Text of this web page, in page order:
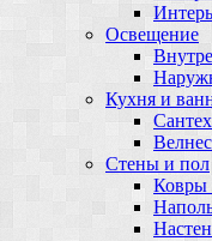
Освещение
Кухня и
Стены и пол
Ковры